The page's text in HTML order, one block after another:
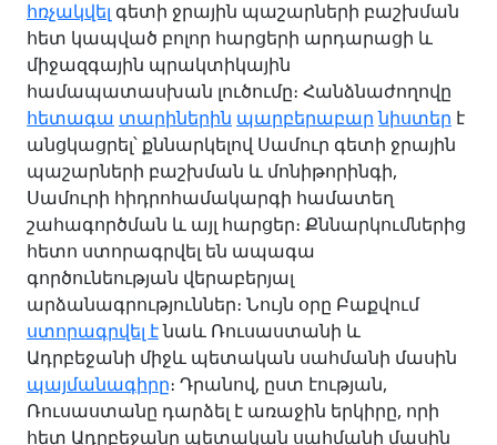
հռչակվել գետի ջրային պաշարների բաշխման
հետ կապված բոլոր հարցերի արդարացի և
միջազգային պրակտիկային
համապատասխան լուծումը։ Հանձնաժողովը
հետագա տարիներին պարբերաբար նիստեր է
անցկացրել՝ քննարկելով Սամուր գետի ջրային
պաշարների բաշխման և մոնիթորինգի,
Սամուրի հիդրոհամակարգի համատեղ
շահագործման և այլ հարցեր։ Քննարկումներից
հետո ստորագրվել են ապագա
գործունեության վերաբերյալ
արձանագրություններ։ Նույն օրը Բաքվում
ստորագրվել էնաև Ռուսաստանի և
Ադրբեջանի միջև պետական սահմանի մասին
պայմանագիրը։ Դրանով, ըստ էության,
Ռուսաստանը դարձել է առաջին երկիրը, որի
հետ Ադրբեջանը պետական սահմանի մասին